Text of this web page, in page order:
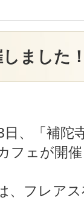
ました
日、「補陀
フェが開
、フレア